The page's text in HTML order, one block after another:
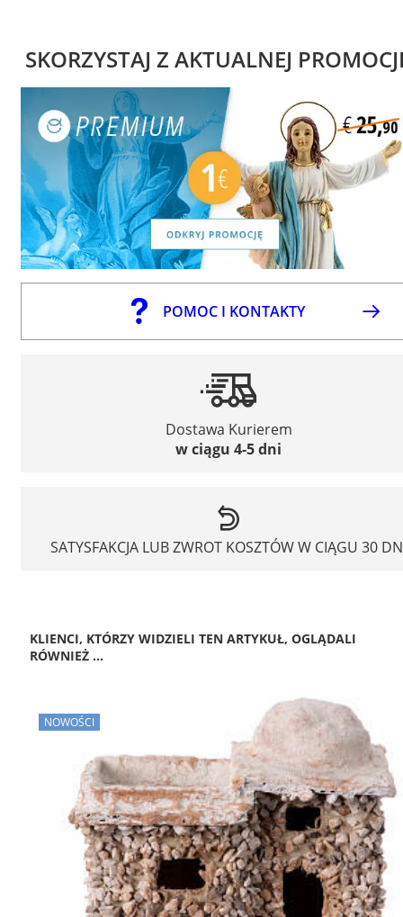
SKORZYSTAJ Z AKTUALNEJ
POMOC I KONTAKTY
Dostawa Kurierem
w ciągu 4-5 dni
SATYSFAKCJA LUB ZWROT KOSZTÓW W CIĄGU 30
KLIENCI, KTÓRZY WIDZIELI TEN ARTYKUŁ, OGLĄDALI
RÓWNIEŻ ...
NOWOŚCI